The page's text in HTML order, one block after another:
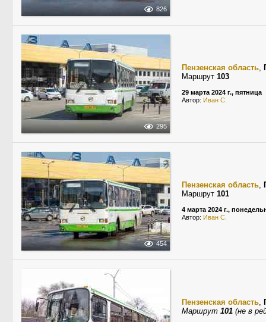
826
295
Пензенская область,
Маршрут 103
29 марта 2024 г., пятница
Автор: Иван С.
454
Пензенская область,
Маршрут 101
4 марта 2024 г.,
Автор: Иван С.
Пензенская область,
Маршрут 101 (не в